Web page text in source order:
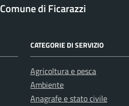
Comune di Ficarazzi
CATEGORIE DI SERVIZIO
Agricoltura e pesca
Ambiente
Anagrafe e stato civile